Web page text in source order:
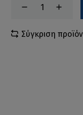
Σύγκριση